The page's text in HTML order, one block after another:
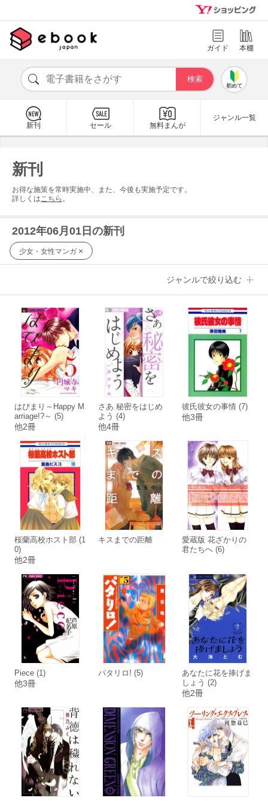
ガイド 本棚
初めて
新刊 セール 無料まんが
ジャンル一覧
新刊
お得な施策を常時実施中、また、今後も実施予定です。
詳しくはこちら 。
2012年06月01日の新刊
少女・女性マンガ ×
ジャンルで絞り込む
はぴまり～Happy M
arriage!?～ (5)
他2冊
さあ 秘密をはじめ
よう (4)
他4冊
彼氏彼女の事情 (7)
他3冊
桜蘭高校ホスト部 (1
0)
他2冊
キスまでの距離
愛蔵版 花ざかりの
君たちへ (6)
Piece (1)
他3冊
パタリロ! (5)
あなたに花を捧げま
しょう (2)
他2冊